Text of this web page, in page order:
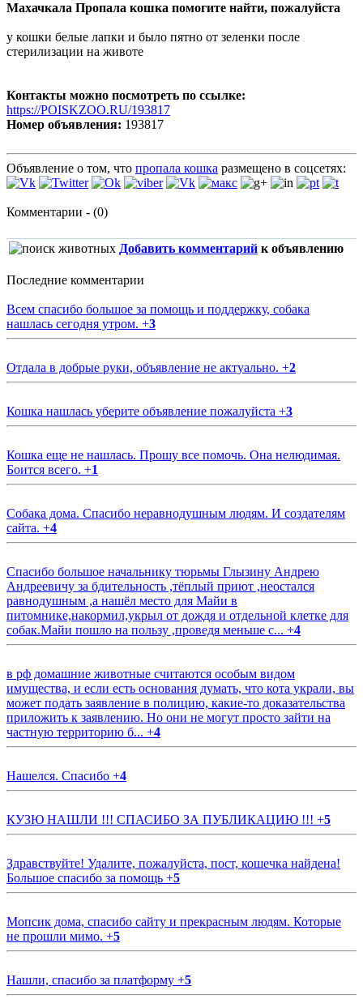
Махачкала Пропала кошка помогите найти, пожалуйста
у кошки белые лапки и было пятно от зеленки после
стерилизации на животе
Контакты можно посмотреть по ссылке:
https://POISKZOO.RU/193817
Номер объявления: 193817
Объявление о том, что пропала кошка размещено в соцсетях:
Комментарии - (0)
Добавить комментарий к объявлению
Последние комментарии
Всем спасибо большое за помощь и поддержку, собака
нашлась сегодня утром. +3
Отдала в добрые руки, объявление не актуально. +2
Кошка нашлась уберите объявление пожалуйста +3
Кошка еще не нашлась. Прошу все помочь. Она нелюдимая.
Боится всего. +1
Собака дома. Спасибо неравнодушным людям. И создателям
сайта. +4
Спасибо большое начальнику тюрьмы Глызину Андрею
Андреевичу за бдительность ,тёплый приют ,неостался
равнодушным ,а нашёл место для Майи в
питомнике,накормил,укрыл от дождя и отдельной клетке для
собак.Майи пошло на пользу ,проведя меньше с... +4
в рф домашние животные считаются особым видом
имущества, и если есть основания думать, что кота украли, вы
может подать заявление в полицию, какие-то доказательства
приложить к заявлению. Но они не могут просто зайти на
частную территорию б... +4
Нашелся. Спасибо +4
КУЗЮ НАШЛИ !!! СПАСИБО ЗА ПУБЛИКАЦИЮ !!! +5
Здравствуйте! Удалите, пожалуйста, пост, кошечка найдена!
Большое спасибо за помощь +5
Мопсик дома, спасибо сайту и прекрасным людям. Которые
не прошли мимо. +5
Нашли, спасибо за платформу +5